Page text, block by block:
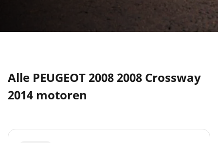
Alle PEUGEOT 2008 2008 Crossway
2014 motoren